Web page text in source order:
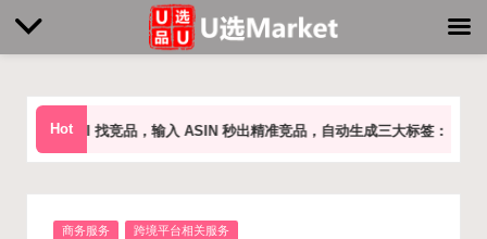
Skip
content
Hot
找竞品，输入 ASIN 秒出精准竞品，自动生成三大标签： 市场标签：头
Posted
商务服务 跨境平台相关服务